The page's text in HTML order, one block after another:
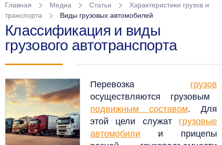
Главная Медиа Статьи
Характеристики грузов и
транспорта
Виды грузовых автомобилей
Классификация и виды
грузового автотранспорта
Перевозка грузов
осуществляются грузовым
подвижным составом. Для
этой цели служат грузовые
автомобили и прицепы